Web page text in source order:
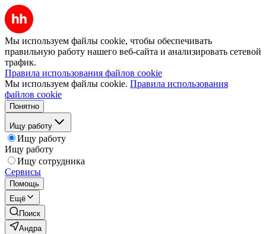
Мы используем файлы cookie, чтобы обеспечивать
правильную работу нашего веб-сайта и анализировать сетевой
трафик.
Правила использования файлов cookie
Мы используем файлы cookie. Правила использования
файлов cookie
Понятно
Ищу работу
Ищу работу
Ищу работу
Ищу сотрудника
Сервисы
Помощь
Ещё
Поиск
Андра